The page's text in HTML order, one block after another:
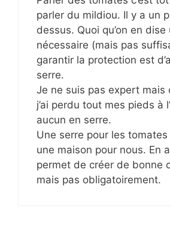
parler du mildiou. Il y a un
dessus. Quoi qu’on en
nécessaire (mais pas
garantir la protection est
serre.
Je ne suis pas expert mais
j’ai perdu tout mes pieds à
aucun en serre.
Une serre pour les tomates
une maison pour nous. En
permet de créer de bonne
mais pas obligatoirement.